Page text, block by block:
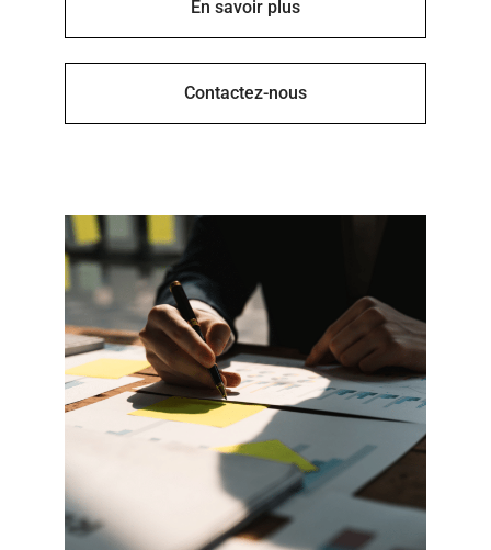
En savoir plus
Contactez-nous